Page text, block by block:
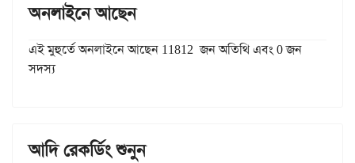
অনলাইনে আছেন
এই মুহুর্তে অনলাইনে আছেন 11812 জন অতিথি এবং 0 জন
সদস্য
আদি রেকর্ডিং শুনুন